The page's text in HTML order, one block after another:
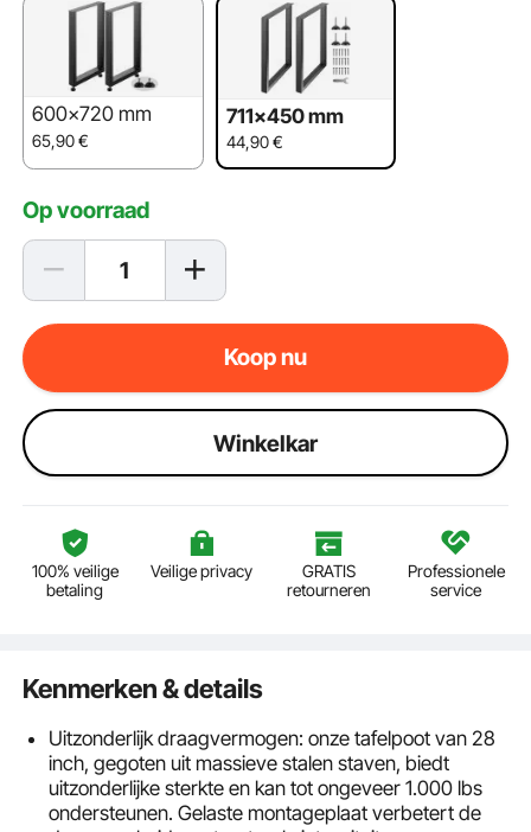
600x720 mm
65,90€
711x450 mm
44,90€
Op voorraad
Koop nu
Winkelkar
100% veilige
betaling
Veilige privacy
GRATIS
retourneren
Professionele
service
Kenmerken & details
Uitzonderlijk draagvermogen: onze tafelpoot van 28
inch, gegoten uit massieve stalen staven, biedt
uitzonderlijke sterkte en kan tot ongeveer 1.000 lbs
ondersteunen. Gelaste montageplaat verbetert de